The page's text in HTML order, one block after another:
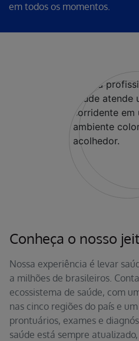
em todos os momentos.
Conheça o nosso
Nossa experiência é levar
a milhões de brasileiros.
ecossistema de saúde, com
nas cinco regiões do país e
prontuários, exames e
saúde está sempre